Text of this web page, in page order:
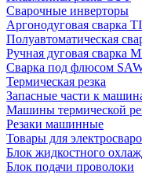
Сварочные инверторы
Аргонодуговая сварка
Полуавтоматическая
Ручная дуговая сварка
Сварка под флюсом
Термическая резка
Запасные части к
Машины термической
Резаки машинные
Товары для
Блок жидкостного
Блок подачи проволоки